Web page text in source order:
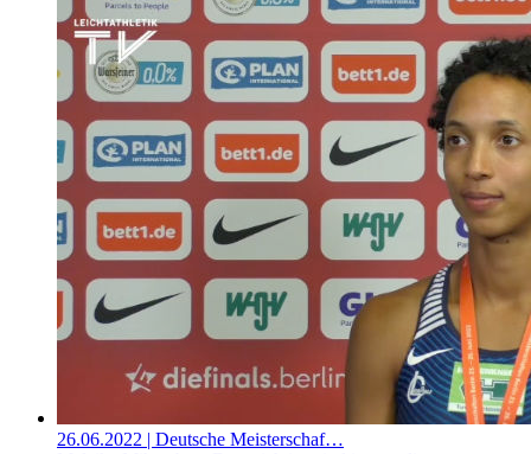
26.06.2022 | Deutsche Meisterschaf…